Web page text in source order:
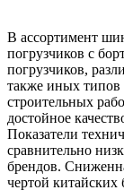
В ассортимент
погрузчиков с
погрузчиков,
также иных типов
строительных
достойное
Показатели
сравнительно
брендов.
чертой китайских